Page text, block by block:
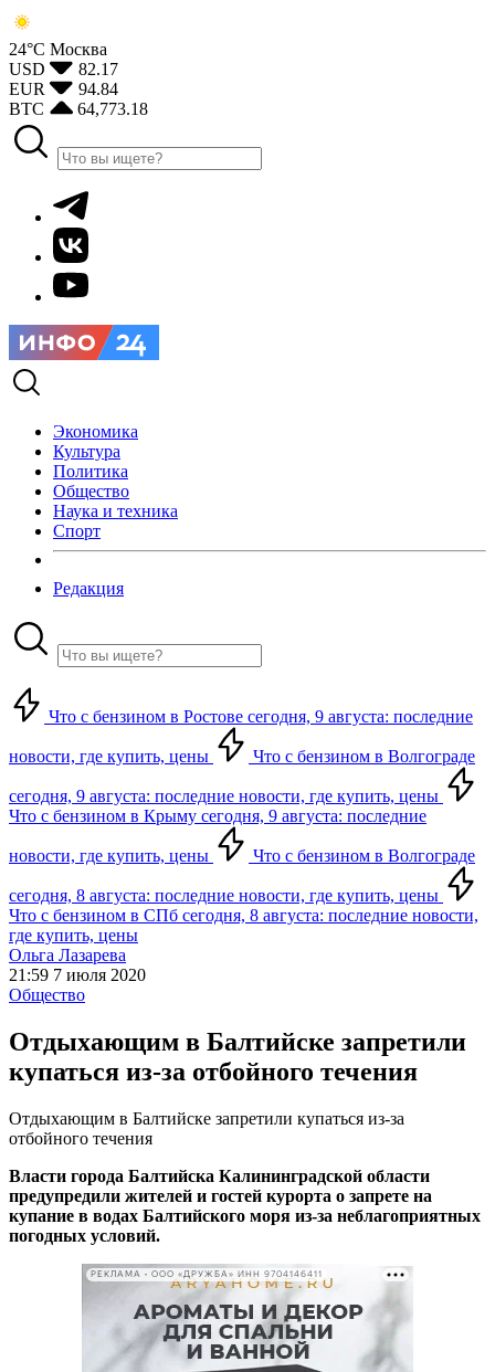
24°С Москва
USD
82.17
EUR
94.84
BTC
64,773.18
Экономика
Культура
Политика
Общество
Наука и техника
Спорт
Редакция
Что с бензином в Ростове сегодня, 9 августа: последние
новости, где купить, цены Что с бензином в Волгограде
сегодня, 9 августа: последние новости, где купить, цены
Что с бензином в Крыму сегодня, 9 августа: последние
новости, где купить, цены Что с бензином в Волгограде
сегодня, 8 августа: последние новости, где купить, цены
Что с бензином в СПб сегодня, 8 августа: последние новости,
где купить, цены
Ольга Лазарева
21:59 7 июля 2020
Общество
Отдыхающим в Балтийске запретили
купаться из-за отбойного течения
Отдыхающим в Балтийске запретили купаться из-за
отбойного течения
Власти города Балтийска Калининградской области
предупредили жителей и гостей курорта о запрете на
купание в водах Балтийского моря из-за неблагоприятных
погодных условий.
РЕКЛАМА • ООО «ДРУЖБА» ИНН 9704146411